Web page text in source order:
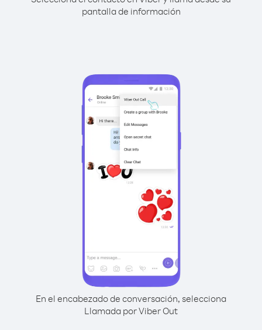
pantalla de información
En el encabezado de conversación, selecciona
Llamada por Viber Out